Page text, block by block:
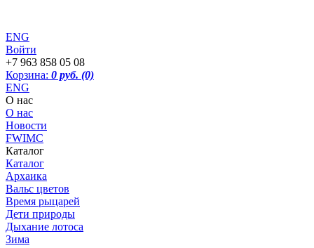
ENG
Войти
+7 963 858 05 08
Корзина: 0 руб. (0)
ENG
О нас
О нас
Новости
FWIMC
Каталог
Каталог
Архаика
Вальс цветов
Время рыцарей
Дети природы
Дыхание лотоса
Зима